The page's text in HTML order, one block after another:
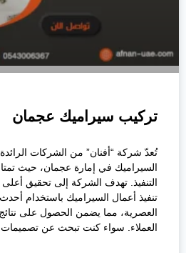
تركيب سيراميك عجمان
تُعدّ شركة “أفنان” من الشركات
السيراميك في إمارة عجمان، حيث
التنفيذ. تهدف الشركة إلى تحقيق
تنفيذ أعمال السيراميك باستخدام أحدث
العصرية، مما يضمن الحصول على
العملاء. سواء كنت تبحث عن تصميمات